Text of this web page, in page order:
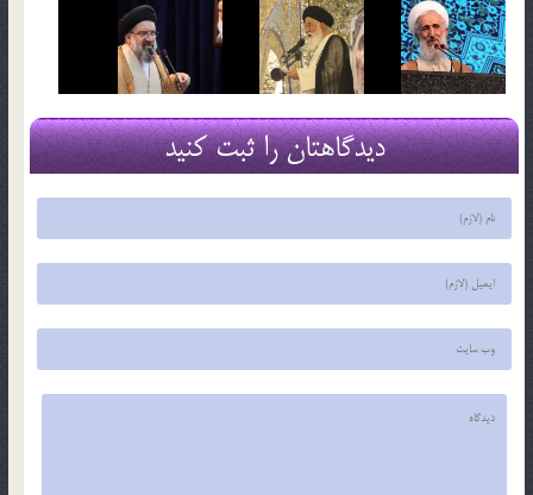
دیدگاهتان را ثبت کنید